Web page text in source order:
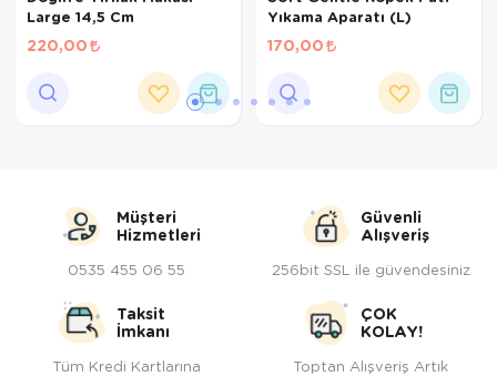
Large 14,5 Cm
220,00
Yıkama Aparatı (L)
170,00
Müşteri
Hizmetleri
0535 455 06 55
Güvenli
Alışveriş
256bit SSL ile güvendesiniz
Taksit
İmkanı
Tüm Kredi Kartlarına
ÇOK
KOLAY!
Toptan Alışveriş Artık